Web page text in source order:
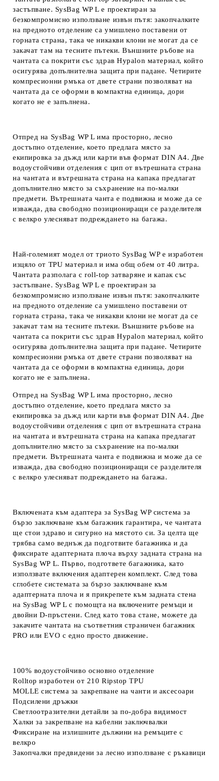
застъпване. SysBag WP L е проектиран за
безкомпромисно използване извън пътя: закопчалките
на предното отделение са умишлено поставени от
горната страна, така че никакви клони не могат да се
закачат там на тесните пътеки. Външните ръбове на
чантата са покрити със здрав Hypalon материал, който
осигурява допълнителна защита при падане. Четирите
компресионни рмъка от двете страни позволяват на
чантата да се оформи в компактна единица, дори
когато не е запълнена.
Отпред на SysBag WP L има просторно, лесно
достъпно отделение, което предлага място за
екипировка за дъжд или карти във формат DIN A4. Две
водоустойчиви отделения с цип от вътрешната страна
на чантата и вътрешната страна на капака предлагат
допълнително място за съхранение на по-малки
предмети. Вътрешната чанта е подвижна и може да се
изважда, два свободно позициониращи се разделителя
с велкро улесняват подреждането на багажа.
Най-големият модел от триото SysBag WP е изработен
изцяло от TPU материал и има общ обем от 40 литра.
Чантата разполага с roll-top затваряне и капак със
застъпване. SysBag WP L е проектиран за
безкомпромисно използване извън пътя: закопчалките
на предното отделение са умишлено поставени от
горната страна, така че никакви клони не могат да се
закачат там на тесните пътеки. Външните ръбове на
чантата са покрити със здрав Hypalon материал, който
осигурява допълнителна защита при падане. Четирите
компресионни рмъка от двете страни позволяват на
чантата да се оформи в компактна единица, дори
когато не е запълнена.
Отпред на SysBag WP L има просторно, лесно
достъпно отделение, което предлага място за
екипировка за дъжд или карти във формат DIN A4. Две
водоустойчиви отделения с цип от вътрешната страна
на чантата и вътрешната страна на капака предлагат
допълнително място за съхранение на по-малки
предмети. Вътрешната чанта е подвижна и може да се
изважда, два свободно позициониращи се разделителя
с велкро улесняват подреждането на багажа.
Включената към адаптера за SysBag WP система за
бързо заключване към багажник гарантира, че чантата
ще стои здраво и сигурно на мястото си. За целта ще
трябва само веднъж да подготвите багажника и да
фиксирате адаптерната плоча върху задната страна на
SysBag WP L. Първо, подгответе багажника, като
използвате включения адаптерен комплект. След това
сглобете системата за бързо заключване към
адаптерната плоча и я прикрепете към задната стена
на SysBag WP L с помощта на включените ремъци и
двойни D-пръстени. След като това стане, можете да
закачите чантата на съответния страничен багажник
PRO или EVO с едно просто движение.
100% водоустойчиво основно отделение
Rolltop изработен от 210 Ripstop TPU
MOLLE система за закрепване на чанти и аксесоари
Подсилени дръжки
Светлоотразителни детайли за по-добра видимост
Халки за закрепване на кабелни заключвалки
Фиксиране на излишните дължини на ремъците с
велкро
Закопчалки предвидени за лесно използване с ръкавици